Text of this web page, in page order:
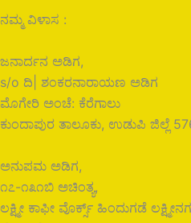
ನಮ್ಮ ವಿಳಾಸ :
ಜನಾರ್ದನ ಅಡಿಗ,
s/o ದಿ| ಶಂಕರನಾರಾಯಣ ಅಡಿಗ
ಮೊಗೇರಿ ಅಂಚೆ: ಕೆರೆಗಾಲು
ಕುಂದಾಪುರ ತಾಲೂಕು, ಉಡುಪಿ ಜಿಲ್ಲೆ
ಅನುಪಮ ಅಡಿಗ,
೧೭-೧೩೧ಬಿ ಅಚಿಂತ್ಯ,
ಲಕ್ಷ್ಮೀ ಕಾಫೀ ವೊರ್ಕ್ಸ್ ಹಿಂದುಗಡೆ